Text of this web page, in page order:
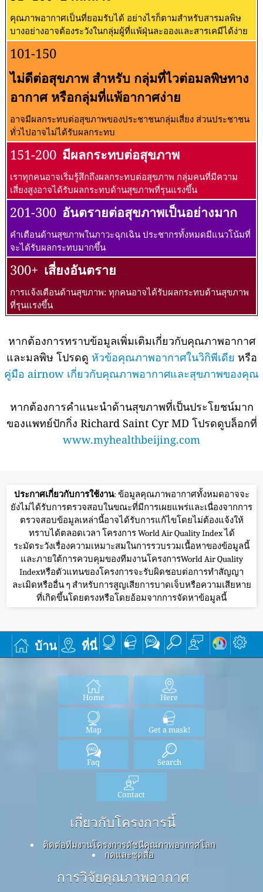
คุณภาพอากาศเป็นที่ยอมรับได้ อย่างไรก็ตามสำหรับสารมลพิษ
บางอย่างอาจต้องระวังในกลุ่มผู้ที่แพ้ฝุ่นละอองและสารเคมีได้ง่าย
101-150
ไม่ดีต่อสุขภาพ สำหรับ กลุ่มที่ไวต่อมลพิษทาง
อากาศ หรือกลุ่มที่แพ้อากาศง่าย
อาจมีผลกระทบต่อสุขภาพของประชาชนกลุ่มเสี่ยง ส่วนประชาชน
ทั่วไปอาจไม่ได้รับผลกระทบ
151-200 มีผลกระทบต่อสุขภาพ
เราทุกคนอาจเริ่มรู้สึกถึงผลกระทบต่อสุขภาพ กลุ่มคนที่มีความ
เสี่ยงสูงอาจได้รับผลกระทบด้านสุขภาพที่รุนแรงขึ้น
201-300 อันตรายต่อสุขภาพเป็นอย่างมาก
คำเตือนด้านสุขภาพในภาวะฉุกเฉิน ประชากรทั้งหมดมีแนวโน้มที่
จะได้รับผลกระทบมากขึ้น
300+ เสี่ยงอันตราย
การแจ้งเตือนด้านสุขภาพ: ทุกคนอาจได้รับผลกระทบด้านสุขภาพ
ที่รุนแรงขึ้น
หากต้องการทราบข้อมูลเพิ่มเติมเกี่ยวกับคุณภาพอากาศ
และมลพิษ โปรดดู หัวข้อคุณภาพอากาศในวิกิพีเดีย หรือ
คู่มือ airnow เกี่ยวกับคุณภาพอากาศและสุขภาพของคุณ
หากต้องการคำแนะนำด้านสุขภาพที่เป็นประโยชน์มาก
ของแพทย์ปักกิ่ง Richard Saint Cyr MD โปรดดูบล็อกที่
www.myhealthbeijing.com
ประกาศเกี่ยวกับการใช้งาน: ข้อมูลคุณภาพอากาศทั้งหมดอาจจะ
ยังไม่ได้รับการตรวจสอบในขณะที่มีการเผยแพร่และเนื่องจากการ
ตรวจสอบข้อมูลเหล่านี้อาจได้รับการแก้ไขโดยไม่ต้องแจ้งให้
ทราบได้ตลอดเวลา โครงการ World Air Quality Index ได้
ระมัดระวังเรื่องความเหมาะสมในการรวบรวมเนื้อหาของข้อมูลนี้
และภายใต้การควบคุมของทีมงานโครงการWorld Air Quality
Indexหรือตัวแทนของโครงการจะรับผิดชอบต่อการทำสัญญา
ละเมิดหรืออื่น ๆ สำหรับการสูญเสียการบาดเจ็บหรือความเสียหาย
ที่เกิดขึ้นโดยตรงหรือโดยอ้อมจากการจัดหาข้อมูลนี้
บ้าน ที่นี่
Home Here
Map Get a mask!
Faq Search
Contact
เกี่ยวกับโครงการนี้
ติดต่อทีมงานโครงการดัชนีคุณภาพอากาศโลก
กดและชุดสื่อ
การวิจัยคุณภาพอากาศ